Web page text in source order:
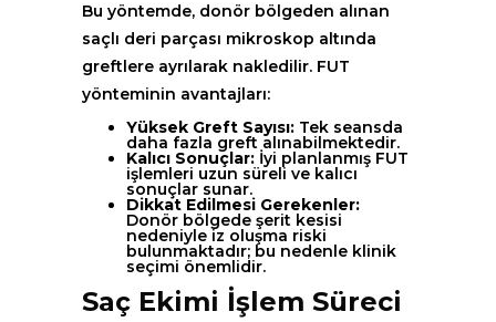
Bu yöntemde, donör bölgeden alınan
saçlı deri parçası mikroskop altında
greftlere ayrılarak nakledilir. FUT
yönteminin avantajları:
Yüksek Greft Sayısı: Tek seansda
daha fazla greft alınabilmektedir.
Kalıcı Sonuçlar: İyi planlanmış FUT
işlemleri uzun süreli ve kalıcı
sonuçlar sunar.
Dikkat Edilmesi Gerekenler:
Donör bölgede şerit kesisi
nedeniyle iz oluşma riski
bulunmaktadır; bu nedenle klinik
seçimi önemlidir.
Saç Ekimi İşlem Süreci